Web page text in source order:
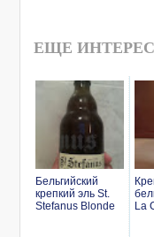
ЕЩЕ
Бельгийский
крепкий эль St.
Stefanus Blonde
La